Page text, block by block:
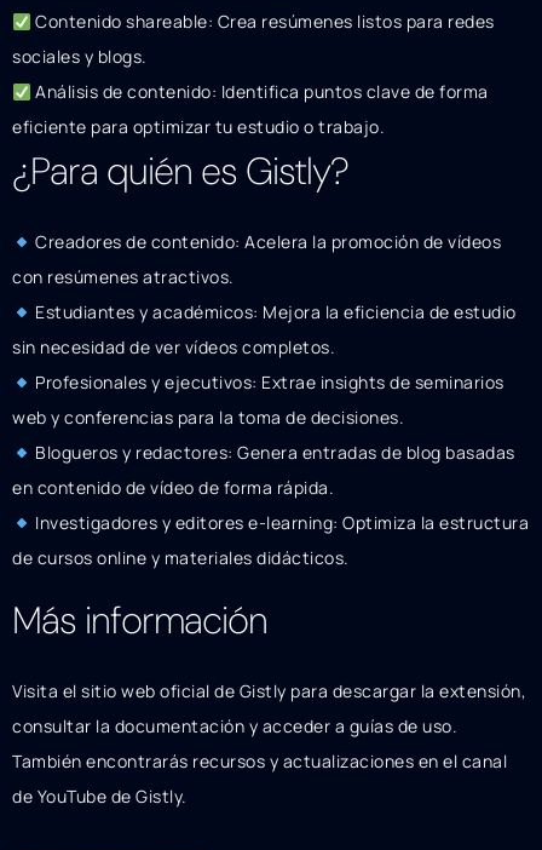
Contenido shareable: Crea resúmenes listos para redes
sociales y blogs.
Análisis de contenido: Identifica puntos clave de forma
eficiente para optimizar tu estudio o trabajo.
¿Para quién es Gistly?
Creadores de contenido: Acelera la promoción de vídeos
con resúmenes atractivos.
Estudiantes y académicos: Mejora la eficiencia de estudio
sin necesidad de ver vídeos completos.
Profesionales y ejecutivos: Extrae insights de seminarios
web y conferencias para la toma de decisiones.
Blogueros y redactores: Genera entradas de blog basadas
en contenido de vídeo de forma rápida.
Investigadores y editores e-learning: Optimiza la estructura
de cursos online y materiales didácticos.
Más información
Visita el sitio web oficial de Gistly para descargar la extensión,
consultar la documentación y acceder a guías de uso.
También encontrarás recursos y actualizaciones en el canal
de YouTube de Gistly.